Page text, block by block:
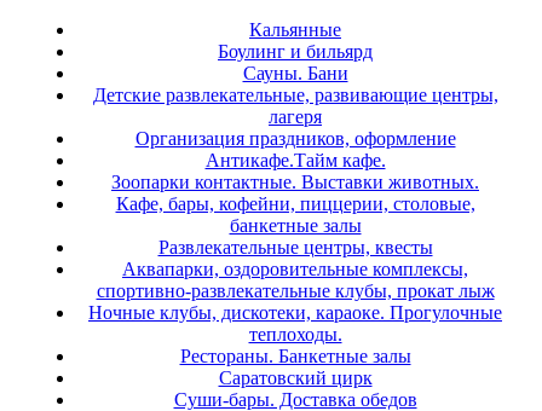
Кальянные
Боулинг и бильярд
Сауны. Бани
Детские развлекательные, развивающие центры,
лагеря
Организация праздников, оформление
Антикафе.Тайм кафе.
Зоопарки контактные. Выставки животных.
Кафе, бары, кофейни, пиццерии, столовые,
банкетные залы
Развлекательные центры, квесты
Аквапарки, оздоровительные комплексы,
спортивно-развлекательные клубы, прокат лыж
Ночные клубы, дискотеки, караоке. Прогулочные
теплоходы.
Рестораны. Банкетные залы
Саратовский цирк
Суши-бары. Доставка обедов